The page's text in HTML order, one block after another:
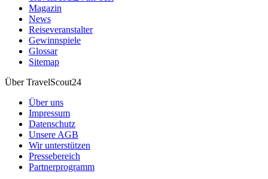
Magazin
News
Reiseveranstalter
Gewinnspiele
Glossar
Sitemap
Über TravelScout24
Über uns
Impressum
Datenschutz
Unsere AGB
Wir unterstützen
Pressebereich
Partnerprogramm